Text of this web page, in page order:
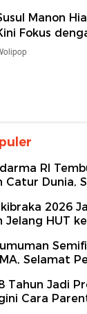
Manon
Fokus
RI
Catur Dunia,
2026
Jelang HUT
Selamat
Tahun Jadi
Cara